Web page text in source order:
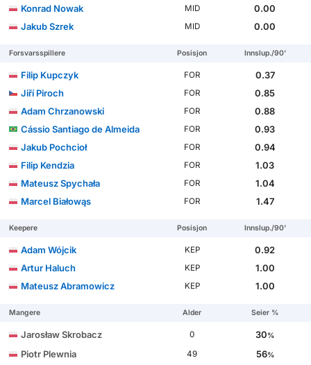
Konrad Nowak MID
0.00
Jakub Szrek
MID 0.00
Forsvarsspillere Posisjon Innslup./90'
Filip Kupczyk FOR
0.37
Jiří Piroch
FOR
0.85
Adam Chrzanowski
FOR
0.88
Cássio Santiago de Almeida
FOR
0.93
Jakub Pochcioł
FOR
0.94
Filip Kendzia
FOR
1.03
Mateusz Spychała
FOR
1.04
Marcel Białowąs
FOR 1.47
Keepere Posisjon Innslup./90'
Adam Wójcik KEP
0.92
Artur Haluch
KEP
1.00
Mateusz Abramowicz
KEP 1.00
Mangere Alder Seier %
Jarosław Skrobacz 0 30%
Piotr Plewnia 49 56%